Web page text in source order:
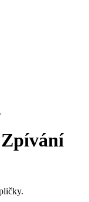
Zpívání